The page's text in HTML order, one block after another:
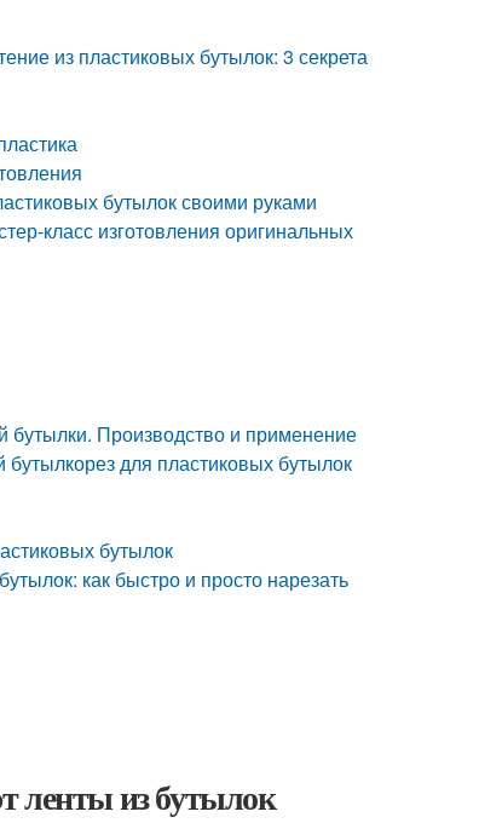
из пластиковых бутылок: 3 секрета
бутылок своими руками
класс изготовления оригинальных
бутылки. Производство и применение
для пластиковых бутылок
бутылок
как быстро и просто нарезать
ленты из бутылок